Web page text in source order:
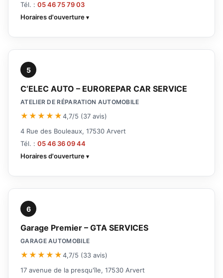
Tél. : 05 46 75 79 03
Horaires d'ouverture
5
C’ELEC AUTO – EUROREPAR CAR SERVICE
ATELIER DE RÉPARATION AUTOMOBILE
★★★★★4,7/5 (37 avis)
4 Rue des Bouleaux, 17530 Arvert
Tél. : 05 46 36 09 44
Horaires d'ouverture
6
Garage Premier – GTA SERVICES
GARAGE AUTOMOBILE
★★★★★4,7/5 (33 avis)
17 avenue de la presqu'île, 17530 Arvert